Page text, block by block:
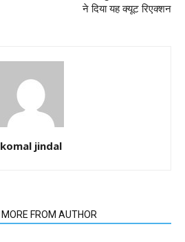
ने दिया यह क्यूट रिएक्शन
komal jindal
MORE FROM AUTHOR